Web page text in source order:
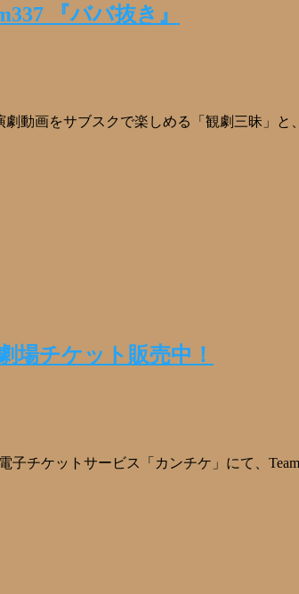
『ババ抜き』
劇動画をサブスクで楽しめる「観劇三昧
場チケット販売中！
子チケットサービス「カンチケ」にて、